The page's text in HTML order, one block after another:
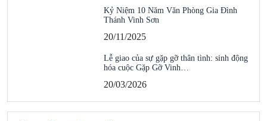
Kỷ Niệm 10 Năm Văn Phòng Gia Đình
Thánh Vinh Sơn
20/11/2025
Lễ giao của sự gặp gỡ thân tình: sinh động
hóa cuộc Gặp Gỡ Vinh…
20/03/2026